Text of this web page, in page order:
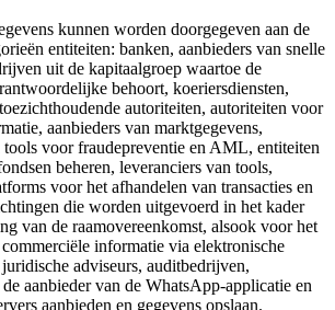
kunnen worden doorgegeven aan de
entiteiten: banken, aanbieders van snelle
uit de kapitaalgroep waartoe de
behoort, koeriersdiensten,
autoriteiten, autoriteiten voor
aanbieders van marktgegevens,
tools voor fraudepreventie en AML, entiteiten
beheren, leveranciers van tools,
voor het afhandelen van transacties en
die worden uitgevoerd in het kader
van de raamovereenkomst, alsook voor het
informatie via elektronische
adviseurs, auditbedrijven,
aanbieder van de WhatsApp-applicatie en
aanbieden en gegevens opslaan.